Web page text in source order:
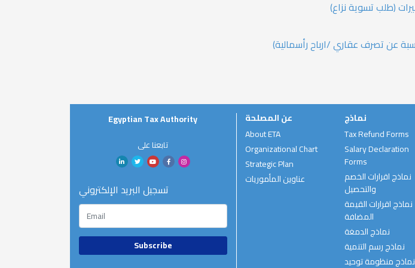
Egyptian Tax Authority
تابعنا على
تسجيل البريد الإلكتروني
عن المصلحة
About ETA
Organizational Chart
Strategic Plan
عناوين المأموريات
نماذج
Tax Refund Forms
Salary Declaration
Forms
نماذج اقرارات الخصم
والتحصيل
نماذج اقرارات القيمة
المضافة
نماذج الدمغة
نماذج رسم التنمية
نماذج منظومة توحيد